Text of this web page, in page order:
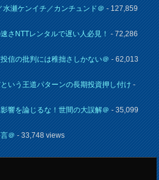
瀬ケンイチ／カンチュンド＠- 127,859
さNTTレンタルで遅い人必見！- 72,286
信の批判には稚拙さしかない＠- 62,013
いう王道パターンの長期投資押し付け-
響を論じるな！世間の大誤解＠- 35,099
＠- 33,748 views